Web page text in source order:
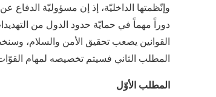
وإنّظمتها الداخليّة، إذ إن مسؤوليّة
دوراً مهماً في حمايّة حدود الدول من
القوانين يصعب تحقيق الأمن والسلام،
المطلب الثاني فسيتم تخصيصه لمهام
المطلب الأوّل